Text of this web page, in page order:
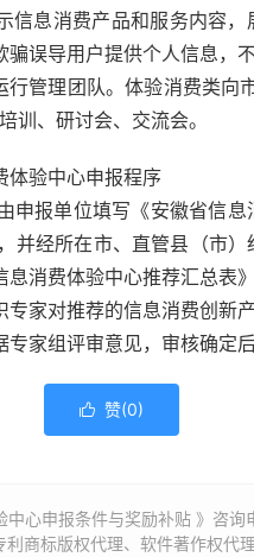
息消费产品和服务内容，
误导用户提供个人信息，
管理团队。体验消费类向
训、研讨会、交流会。
体验中心申报程序
申报单位填写《安徽省信
并经所在市、直管县（市
消费体验中心推荐汇总表
家对推荐的信息消费创新
家组评审意见，审核确定后
 赞(0)
心申报条件与奖励补贴 》咨询
商标版权代理、软件著作权代